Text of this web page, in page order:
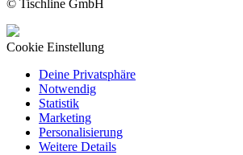
© Tischline GmbH
Cookie Einstellung
Deine Privatsphäre
Notwendig
Statistik
Marketing
Personalisierung
Weitere Details